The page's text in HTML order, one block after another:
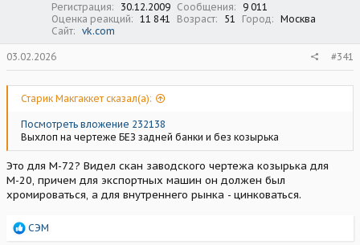
л
а
Регистрация 30.12.2009 Сообщения
9 011
Оценка реакций
11 841 Возраст 51 Город
Москва
Сайт
vk.com
03.02.2026 #341
Старик Макгаккет сказал(а):
Посмотреть вложение 232138
Выхлоп на чертеже БЕЗ задней банки и без козырька
Это для М-72? Видел скан заводского чертежа козырька для
М-20, причем для экспортных машин он должен был
хромироваться, а для внутреннего рынка - цинковаться.
Р
СЭМ